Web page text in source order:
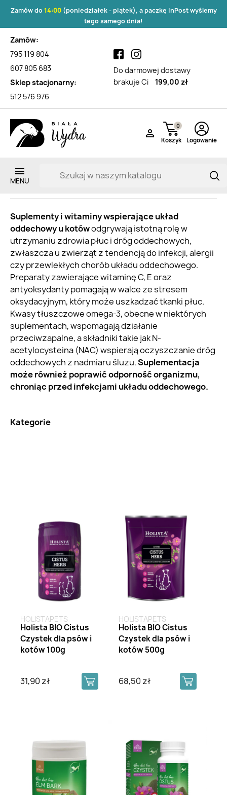
Zamów do14:00(poniedziałek - piątek), a paczkę InPost wyślemy
tego samego dnia!
Zamów:
795 119 804
607 805 683
Sklep stacjonarny:
512 576 976
Do darmowej dostawy
brakuje Ci
199,00 zł

Koszyk
0
Logowanie
Układ oddechowy
Suplementy i witaminy wspierające układ
oddechowy u kotówodgrywają istotną rolę w
utrzymaniu zdrowia płuc i dróg oddechowych,
zwłaszcza u zwierząt z tendencją do infekcji, alergii
czy przewlekłych chorób układu oddechowego.
Preparaty zawierające witaminę C, E oraz
antyoksydanty pomagają w walce ze stresem
oksydacyjnym, który może uszkadzać tkanki płuc.
Kwasy tłuszczowe omega-3, obecne w niektórych
suplementach, wspomagają działanie
przeciwzapalne, a składniki takie jak N-
acetylocysteina (NAC) wspierają oczyszczanie dróg
oddechowych z nadmiaru śluzu.Suplementacja
może również poprawić odporność organizmu,
chroniąc przed infekcjami układu oddechowego.
Kategorie
HOLISTAPETS
Holista BIO Cistus
Czystek dla psów i
kotów 100g
31,90 zł
HOLISTAPETS
Holista BIO Cistus
Czystek dla psów i
kotów 500g
68,50 zł